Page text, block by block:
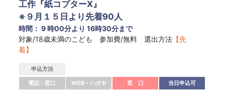
工作『紙コプターX』
※９月１５日より先着90人
時間： 9 時00分より 16時30分まで
対象/18歳未満のこども 参加費/無料 選出方法 【先
着】
申込方法
電話・窓口
WEB・ハガキ 窓 口 当日申込可